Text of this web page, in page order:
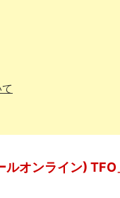
ルオンライン)